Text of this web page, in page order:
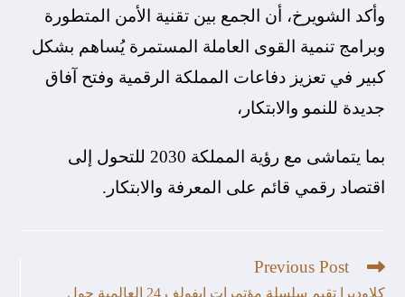
وأكد الشويرخ، أن الجمع بين تقنية الأمن المتطورة
وبرامج تنمية القوى العاملة المستمرة يُساهم بشكل
كبير في تعزيز دفاعات المملكة الرقمية وفتح آفاق
جديدة للنمو والابتكار،
بما يتماشى مع رؤية المملكة 2030 للتحول إلى
اقتصاد رقمي قائم على المعرفة والابتكار.
Previous Post
كلاوديرا تقيم سلسلة مؤتمرات إيفولف 24 العالمية حول